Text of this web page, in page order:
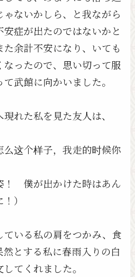
ないかしら、と我ながら
症が出たのではないかと
余計不安になり、いても
ったので、思い切って服
武館に向かいました。
れた私を見た友人は、
这个样子，我走的时候你
！ 僕が出かけた時はあん
）
ている私の肩をつかみ、食
とする私に春雨入りの白
てくれました。